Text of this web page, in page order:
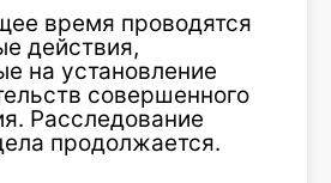
время проводятся
действия,
на установление
совершенного
Расследование
продолжается.